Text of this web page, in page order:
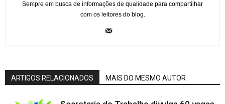
Sempre em busca de informações de qualidade para compartilhar
com os leitores do blog.
ARTIGOS RELACIONADOS MAIS DO MESMO AUTOR